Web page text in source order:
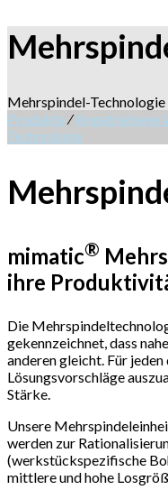
Mehrspindel-Technologie
Produkte⁄Angetriebene
Technologie
mimatic®
ihre
Die
gekennzeichnet, dass
anderen gleicht. Für
Lösungsvorschläge
Stärke.
Unsere
werden zur
(werkstückspezifische
mittlere und hohe